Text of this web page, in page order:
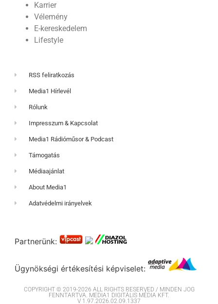
Karrier
Vélemény
E-kereskedelem
Lifestyle
RSS feliratkozás
Media1 Hírlevél
Rólunk
Impresszum & Kapcsolat
Media1 Rádióműsor & Podcast
Támogatás
Médiaajánlat
About Media1
Adatvédelmi irányelvek
Partnerünk:
Ügynökségi értékesítési képviselet:
COPYRIGHT © 2019-2026 ALL RIGHTS RESERVED / MINDEN JOG
FENNTARTVA. MEDIA1 DIGITÁLIS MÉDIA KFT.
V 1.97.2026.02.09.1337